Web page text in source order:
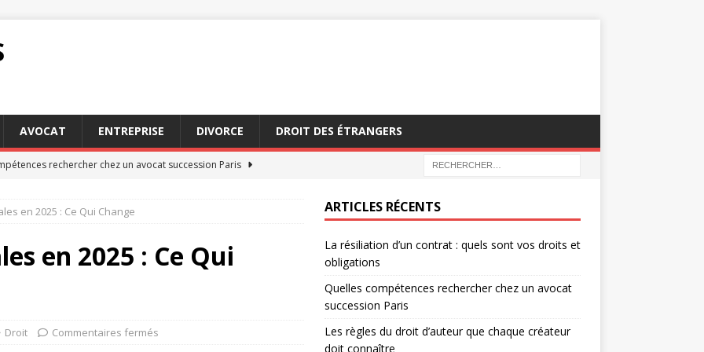
AVOCAT ENTREPRISE DIVORCE DROIT DES ÉTRANGERS
rechercher chez un avocat succession Paris
droit d’auteur que chaque créateur doit connaître
et conciliation : deux méthodes pour éviter le tribunal
en 2025 : Ce Qui Change
en 2025 : Ce Qui
Droit Commentaires fermés
ARTICLES RÉCENTS
La résiliation d’un contrat : quels sont vos droits et
obligations
Quelles compétences rechercher chez un avocat
succession Paris
Les règles du droit d’auteur que chaque créateur
doit connaître